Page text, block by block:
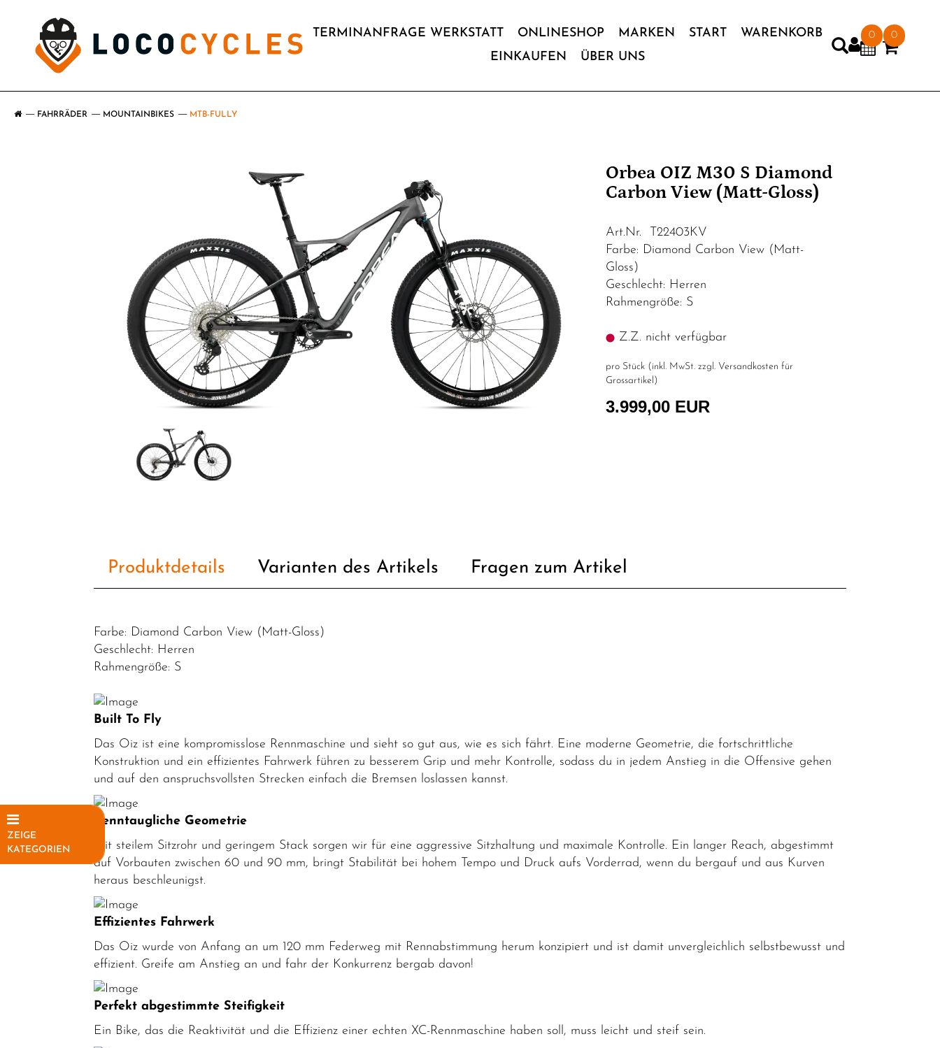
TERMINANFRAGE WERKSTATT ONLINESHOP MARKEN START
WARENKORB
EINKAUFEN
ÜBER UNS
0 0
FAHRRÄDER MOUNTAINBIKES MTB-FULLY
ZEIGE
KATEGORIEN
Elektrofahrräder
Mountainbikes
Orbea OIZ M30 S Diamond
Carbon View (Matt-Gloss)
Art.Nr. T22403KV
Farbe: Diamond Carbon View (Matt-
Gloss)
Geschlecht: Herren
Rahmengröße: S
Z.Z. nicht verfügbar
pro Stück (inkl. MwSt. zzgl. Versandkosten für
Grossartikel )
3.999,00 EUR
Produktdetails Varianten des Artikels Fragen zum Artikel
Farbe: Diamond Carbon View (Matt-Gloss)
Geschlecht: Herren
Rahmengröße: S
Built To Fly
Das Oiz ist eine kompromisslose Rennmaschine und sieht so gut aus, wie es sich fährt. Eine moderne Geometrie, die fortschrittliche
Konstruktion und ein effizientes Fahrwerk führen zu besserem Grip und mehr Kontrolle, sodass du in jedem Anstieg in die Offensive gehen
und auf den anspruchsvollsten Strecken einfach die Bremsen loslassen kannst.
Renntaugliche Geometrie
Mit steilem Sitzrohr und geringem Stack sorgen wir für eine aggressive Sitzhaltung und maximale Kontrolle. Ein langer Reach, abgestimmt
auf Vorbauten zwischen 60 und 90 mm, bringt Stabilität bei hohem Tempo und Druck aufs Vorderrad, wenn du bergauf und aus Kurven
heraus beschleunigst.
Effizientes Fahrwerk
Das Oiz wurde von Anfang an um 120 mm Federweg mit Rennabstimmung herum konzipiert und ist damit unvergleichlich selbstbewusst und
effizient. Greife am Anstieg an und fahr der Konkurrenz bergab davon!
Perfekt abgestimmte Steifigkeit
Ein Bike, das die Reaktivität und die Effizienz einer echten XC-Rennmaschine haben soll, muss leicht und steif sein.